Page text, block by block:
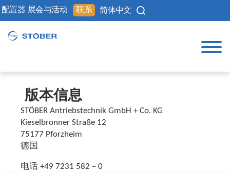
配置器 展会与活动 联系 简体中文
版本信息
STÖBER Antriebstechnik GmbH + Co. KG
Kieselbronner Straße 12
75177 Pforzheim
德国
电话 +49 7231 582 – 0